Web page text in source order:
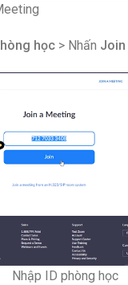
học > Nhấn Join
Nhập ID phòng học